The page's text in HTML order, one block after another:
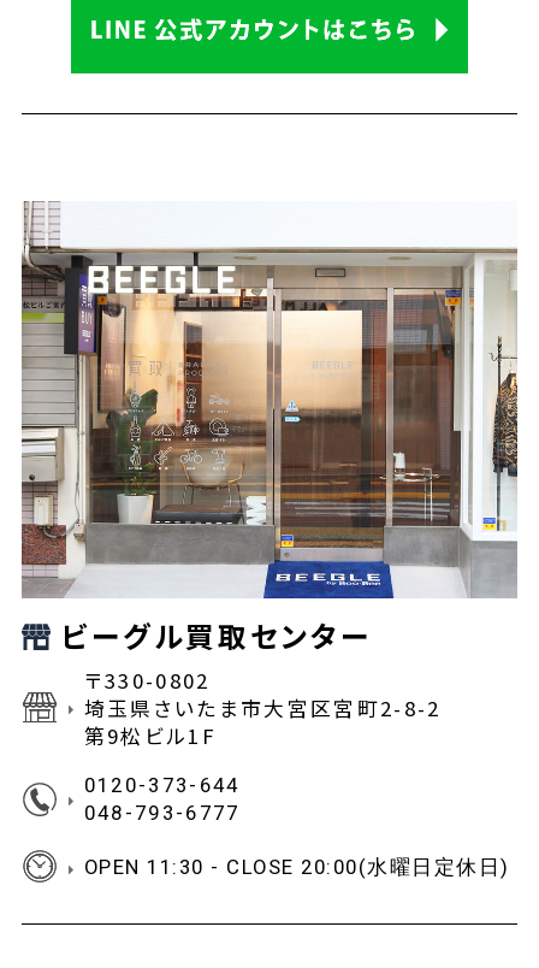
ビーグル買取センター
〒330-0802
埼玉県さいたま市大宮区宮町2-8-2
第9松ビル1F
0120-373-644
048-793-6777
OPEN 11:30 - CLOSE 20:00(水曜日定休日)